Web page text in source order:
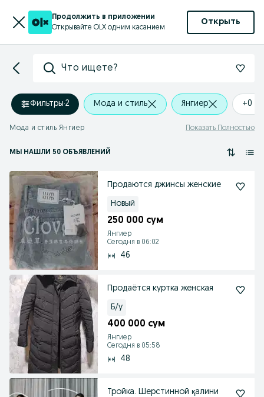
Продолжить в приложении
Открывайте OLX одним касанием
Открыть
Что ищете?
Фильтры·2 Мода и стиль Янгиер +0
Мода и стиль Янгиер Показать Полностью
МЫ НАШЛИ 50 ОБЪЯВЛЕНИЙ
Продаются джинсы женские
Новый
250 000 сум
Янгиер
Сегодня в 06:02
46
Продаётся куртка женская
Б/у
400 000 сум
Янгиер
Сегодня в 05:58
48
Тройка. Шерстинной қалини